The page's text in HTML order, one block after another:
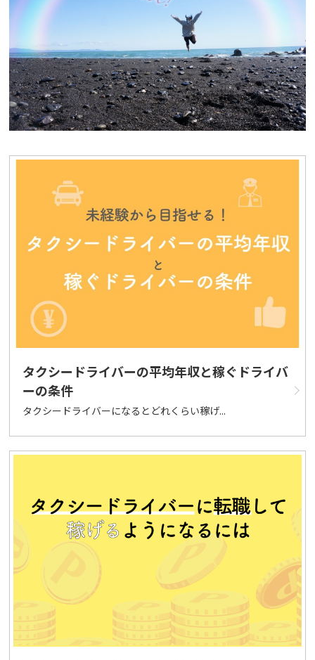
タクシードライバーの平均年収と稼ぐドライバ
ーの条件
タクシードライバーになるとどれくらい稼げ...